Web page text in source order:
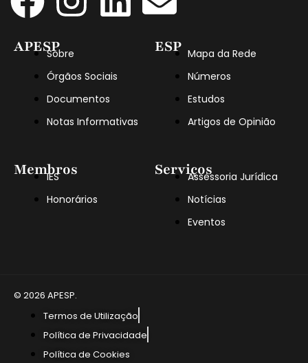
APESPSobre
Órgãos Sociais
Documentos
Notas Informativas
Membros
IES
Honorários
ESP Mapa da Rede
Números
Estudos
Artigos de Opinião
ServiçosAssessoria Jurídica
Notícias
Eventos
© 2026 APESP.
Termos de Utilização
Política de Privacidade
Política de Cookies